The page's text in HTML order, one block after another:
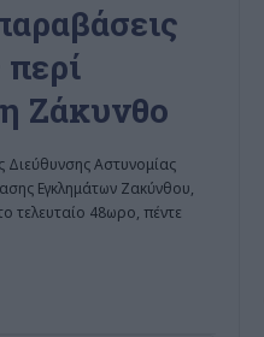
Ζάκυνθο
Αστυνομίας
Εγκλημάτων Ζακύνθου,
τελευταίο 48ωρο, πέντε